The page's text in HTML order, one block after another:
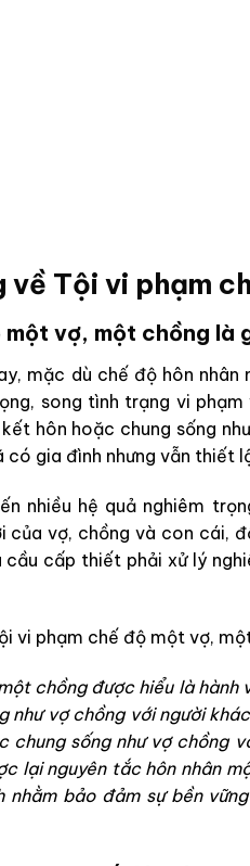
về Tội vi phạm
một vợ, một chồng là
mặc dù chế độ hôn
song tình trạng vi
hôn hoặc chung sống
gia đình nhưng vẫn thiết
nhiều hệ quả nghiêm
của vợ, chồng và con cái,
cấp thiết phải xử lý
vi phạm chế độ một vợ,
chồng được hiểu là
như vợ chồng với người
chung sống như vợ chồng
lại nguyên tắc hôn nhân
bảo đảm sự bền